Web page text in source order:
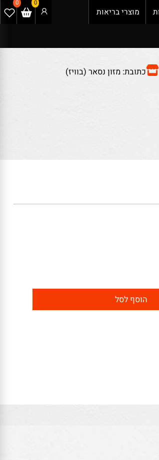
כתובת: מזון נסאר (בוויז)
0 0
מוצרי בריאות
הוסף לסל